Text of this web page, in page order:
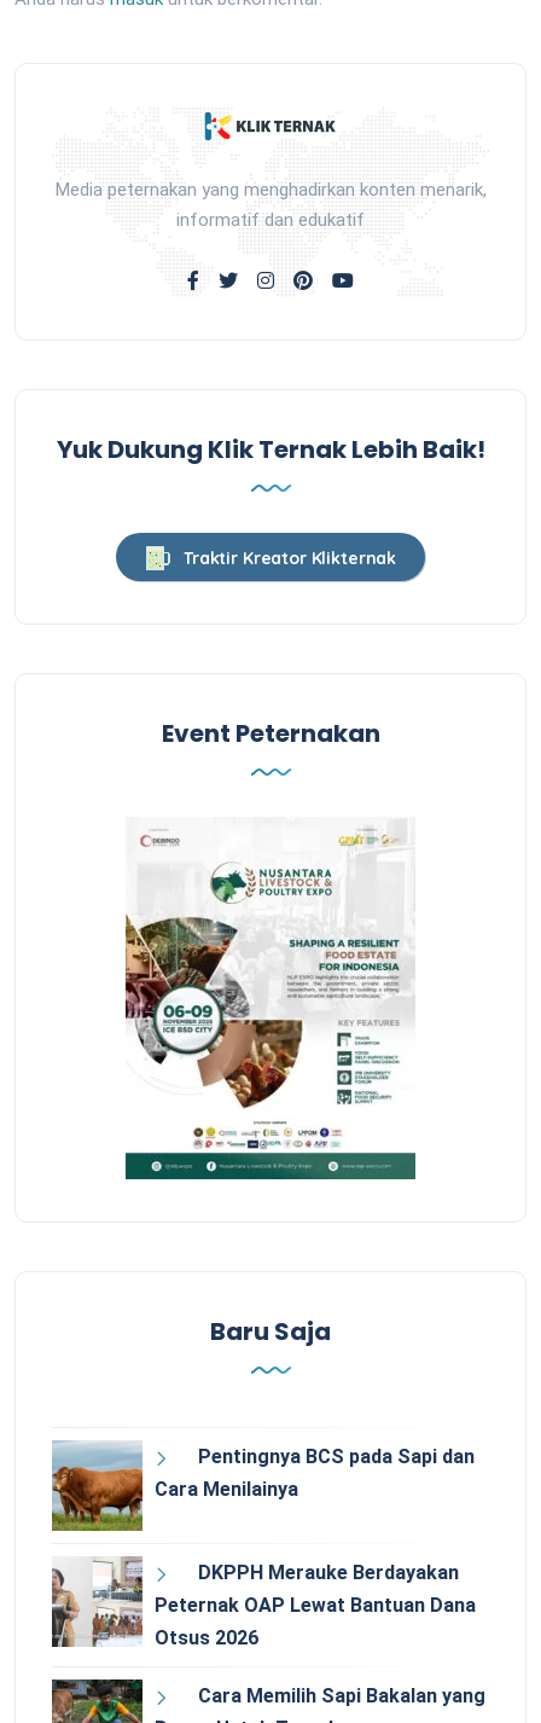
Media peternakan yang menghadirkan konten menarik,
informatif dan edukatif
Yuk Dukung Klik Ternak Lebih Baik!
Traktir Kreator Klikternak
Event Peternakan
Baru Saja
Pentingnya BCS pada Sapi dan
Cara Menilainya
DKPPH Merauke Berdayakan
Peternak OAP Lewat Bantuan Dana
Otsus 2026
Cara Memilih Sapi Bakalan yang